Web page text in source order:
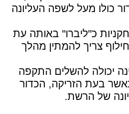
כולו מעל לשפה העליונה
כ"ליברו" באותה עת
צריך להמתין מהלך
יכולה להשלים התקפה
בעת הזריקה, הכדור
של הרשת.